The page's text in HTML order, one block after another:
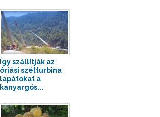
Így szállítják az
óriási szélturbina
lapátokat a
kanyargós...